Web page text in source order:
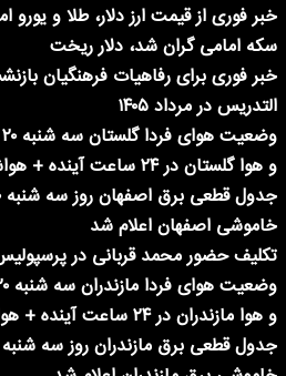
سکه امامی گران شد، دلار ریخت
خبر فوری برای رفاهیات فرهنگیان
التدریس در مرداد ۱۴۰۵
و هوا گلستان در ۲۴ ساعت آینده + هواشناسی گلستان
خاموشی اصفهان اعلام شد
تکلیف حضور محمد قربانی در
و هوا مازندران در ۲۴ ساعت آینده + هواشناسی مازندران